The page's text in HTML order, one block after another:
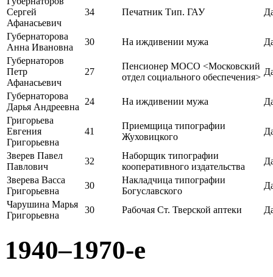
Сергей
Афанасьевич
34 Печатник Тип. ГАУ
Губернаторова
Анна Ивановна
30 На иждивении мужа
Губернаторов
Петр
Афанасьевич
27
Пенсионер МОСО <Московский
отдел социального обеспечения>
Губернаторова
Дарья Андреевна
24 На иждивении мужа
Григорьева
Евгения
Григорьевна
41
Приемщица типографии
Жуховицкого
Зверев Павел
Павлович
32
Наборщик типографии
кооперативного издательства
Зверева Васса
Григорьевна
30
Накладчица типографии
Богуславского
Чарушина Марья
Григорьевна
30 Рабочая Ст. Тверской аптеки
1940–1970-е